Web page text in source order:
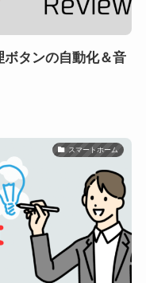
タンの自動化＆音
スマートホーム